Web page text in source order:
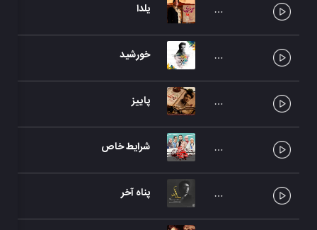
یلدا
خورشید
پاییز
شرایط خاص
پناه آخر